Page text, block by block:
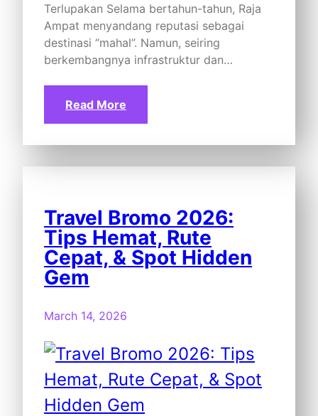
Terlupakan Selama bertahun-tahun, Raja
Ampat menyandang reputasi sebagai
destinasi “mahal”. Namun, seiring
berkembangnya infrastruktur dan…
Read More
Travel Bromo 2026:
Tips Hemat, Rute
Cepat, & Spot Hidden
Gem
March 14, 2026